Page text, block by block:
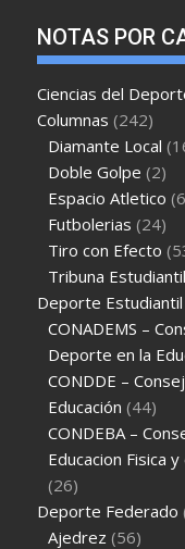
NOTAS POR
Ciencias del
Columnas (242)
Diamante Local
Doble Golpe (2)
Espacio Atletico
Futbolerias (24)
Tiro con Efecto
Tribuna Estudiantil
Deporte Estudiantil
CONADEMS –
Deporte en la
CONDDE –
Educación (44)
CONDEBA –
Educacion Fisica
(26)
Deporte Federado
Ajedrez (56)